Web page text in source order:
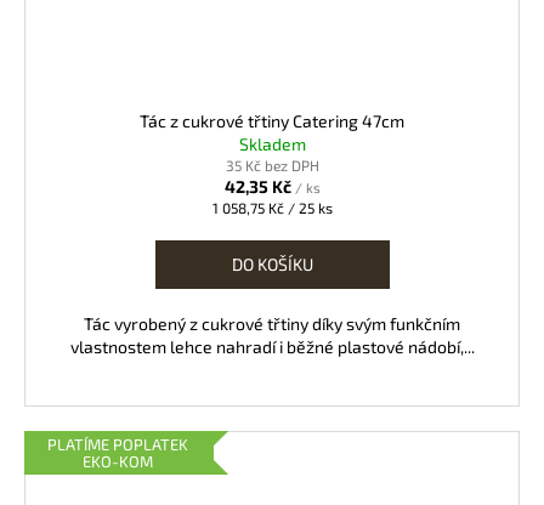
Tác z cukrové třtiny Catering 47cm
Skladem
35 Kč bez DPH
42,35 Kč / ks
Měrná
1 058,75 Kč / 25 ks
DO KOŠÍKU
Tác vyrobený z cukrové třtiny díky svým funkčním
vlastnostem lehce nahradí i běžné plastové nádobí,...
PLATÍME POPLATEK
EKO-KOM